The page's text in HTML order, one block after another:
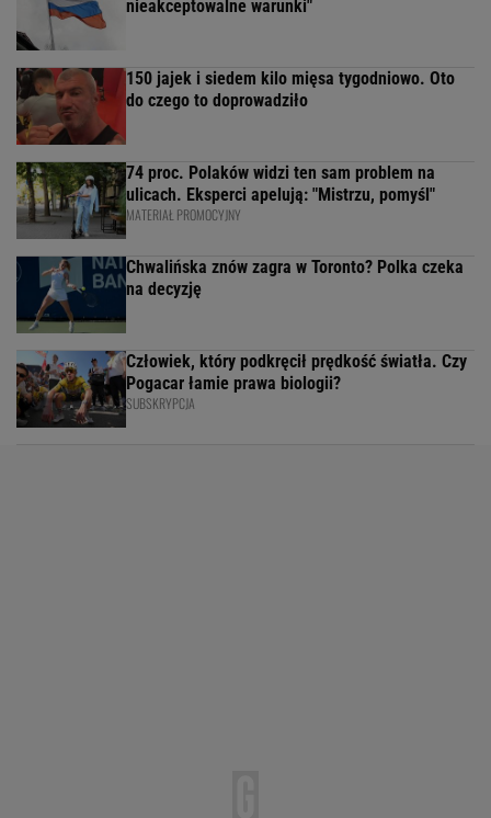
nieakceptowalne warunki"
150 jajek i siedem kilo mięsa tygodniowo. Oto
do czego to doprowadziło
74 proc. Polaków widzi ten sam problem na
ulicach. Eksperci apelują: "Mistrzu, pomyśl"
MATERIAŁ PROMOCYJNY
Chwalińska znów zagra w Toronto? Polka czeka
na decyzję
Człowiek, który podkręcił prędkość światła. Czy
Pogacar łamie prawa biologii?
SUBSKRYPCJA